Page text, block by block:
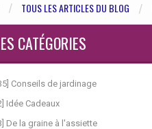
TOUS LES ARTICLES DU BLOG
CATÉGORIES
Conseils de jardinage
Idée Cadeaux
De la graine à l'assiette